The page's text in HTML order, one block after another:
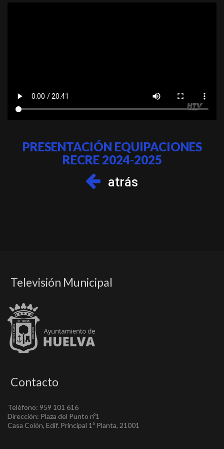
PRESENTACIÓN EQUIPACIONES
RECRE 2024-2025
atrás
Televisión Municipal
Contacto
Teléfono: 959 101 616
Dirección: Plaza del Punto nº1
Casa Colón, Edif. Principal 1ª Planta, 21001